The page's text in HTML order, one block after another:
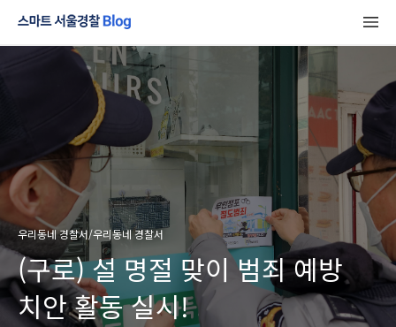
우리동네 경찰서/우리동네 경찰서
(구로) 설 명절 맞이 범죄 예방
치안 활동 실시!